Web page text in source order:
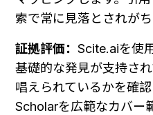
索で常に見落とされが
証拠評価： Scite.aiを使
基礎的な発見が支持さ
唱えられているかを確
Scholarを広範なカバー